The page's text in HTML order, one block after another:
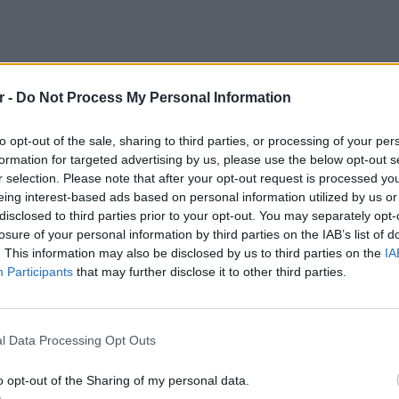
- Do Not Process My Personal Information
opt-out of the sale, sharing to third parties, or processing of your
for targeted advertising by us, please use the below opt-out
selection. Please note that after your opt-out request is processed
interest-based ads based on personal information utilized by us
to third parties prior to your opt-out. You may separately
of your personal information by third parties on the IAB’s list of
This information may also be disclosed by us to third parties on the
Participants that may further disclose it to other third parties.
Data Processing Opt Outs
opt-out of the Sharing of my personal data.
6
μου την ώρα που τραγουδούσα, μπήκε στο
ποσό, τον είδα από τις κάμερες.
γνωστό, τραγουδάει ακόμα. Εγώ δεν θα